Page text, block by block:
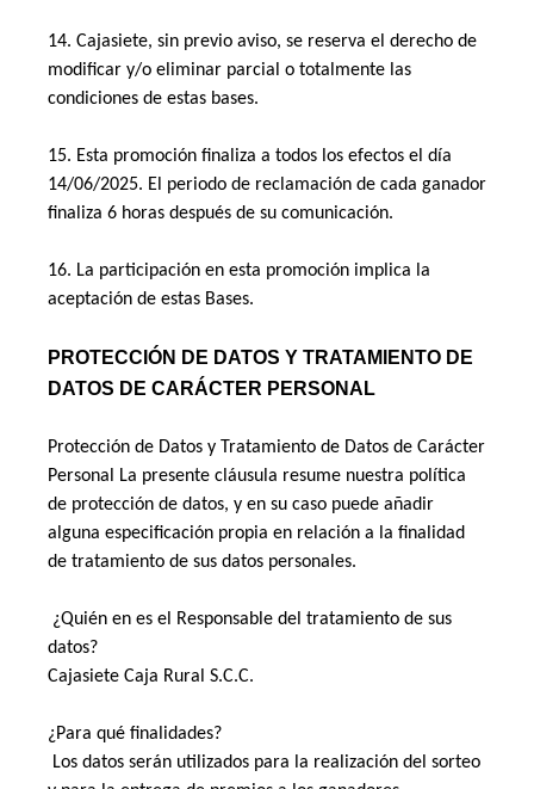
14. Cajasiete, sin previo aviso, se reserva el derecho de
modificar y/o eliminar parcial o totalmente las
condiciones de estas bases.
15. Esta promoción finaliza a todos los efectos el día
14/06/2025. El periodo de reclamación de cada ganador
finaliza 6 horas después de su comunicación.
16. La participación en esta promoción implica la
aceptación de estas Bases.
PROTECCIÓN DE DATOS Y TRATAMIENTO DE
DATOS DE CARÁCTER PERSONAL
Protección de Datos y Tratamiento de Datos de Carácter
Personal La presente cláusula resume nuestra política
de protección de datos, y en su caso puede añadir
alguna especificación propia en relación a la finalidad
de tratamiento de sus datos personales.
¿Quién en es el Responsable del tratamiento de sus
datos?
Cajasiete Caja Rural S.C.C.
¿Para qué finalidades?
Los datos serán utilizados para la realización del sorteo